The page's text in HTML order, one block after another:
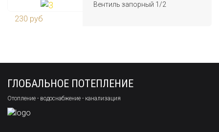
Вентиль запорный 1/2
230 руб
ГЛОБАЛЬНОЕ ПОТЕПЛЕНИЕ
Отопление - водоснабжение - канализация